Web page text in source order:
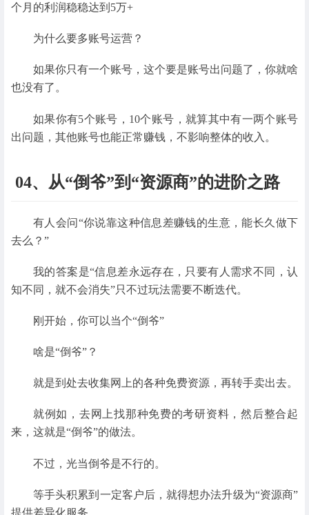
个月的利润稳稳达到5万+
为什么要多账号运营？
如果你只有一个账号，这个要是账号出问题了，你就啥
也没有了。
如果你有5个账号，10个账号，就算其中有一两个账号
出问题，其他账号也能正常赚钱，不影响整体的收入。
04、从“倒爷”到“资源商”的进阶之路
有人会问“你说靠这种信息差赚钱的生意，能长久做下
去么？”
我的答案是“信息差永远存在，只要有人需求不同，认
知不同，就不会消失”只不过玩法需要不断迭代。
刚开始，你可以当个“倒爷”
啥是“倒爷”？
就是到处去收集网上的各种免费资源，再转手卖出去。
就例如，去网上找那种免费的考研资料，然后整合起
来，这就是“倒爷”的做法。
不过，光当倒爷是不行的。
等手头积累到一定客户后，就得想办法升级为“资源商”
提供差异化服务。